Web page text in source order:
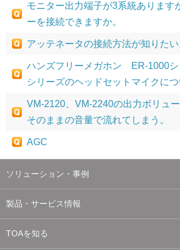
モニター出力端子が3系統あります
ーを接続できますか。
アッテネータの接続方法が知りたい
ハンズフリーメガホン ER-1000シ
シリーズのヘッドセットマイクにつ
VM-2120、VM-2240の出力ボリュー
そのままの音量で流れてしまう。
AGC
ソリューション・事例
製品・サービス情報
TOAを知る